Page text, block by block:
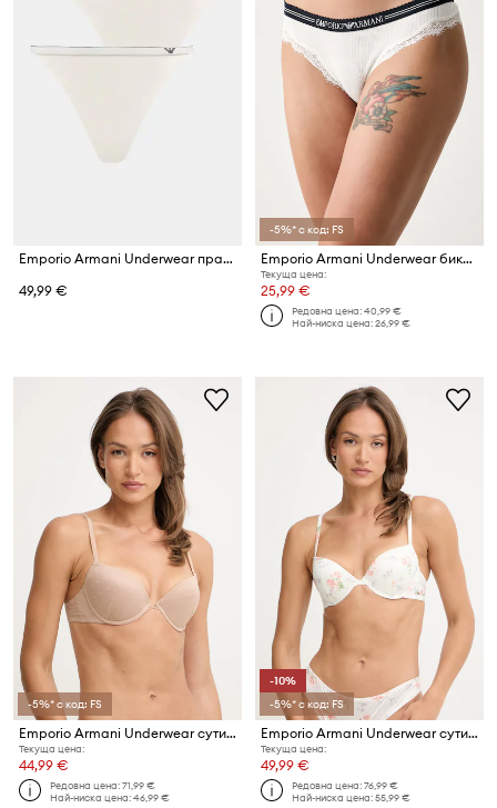
Emporio Armani Underwear прашки дамски от памук с еластан 2 броя
49,99 €
-5%* с код: FS
Emporio Armani Underwear бикини тип бразилиана дамски с памук
Текуща цена:
25,99 €
Редовна цена:40,99 €
Най-ниска цена:26,99 €
-5%* с код: FS
Emporio Armani Underwear сутиен
Текуща цена:
44,99 €
Редовна цена:71,99 €
Най-ниска цена:46,99 €
-10%
-5%* с код: FS
Emporio Armani Underwear сутиен
Текуща цена:
49,99 €
Редовна цена:76,99 €
Най-ниска цена:55,99 €